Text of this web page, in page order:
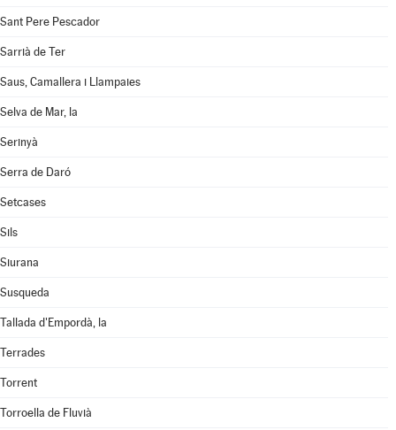
Sant Pere Pescador
Sarrià de Ter
Saus, Camallera i Llampaies
Selva de Mar, la
Serinyà
Serra de Daró
Setcases
Sils
Siurana
Susqueda
Tallada d'Empordà, la
Terrades
Torrent
Torroella de Fluvià